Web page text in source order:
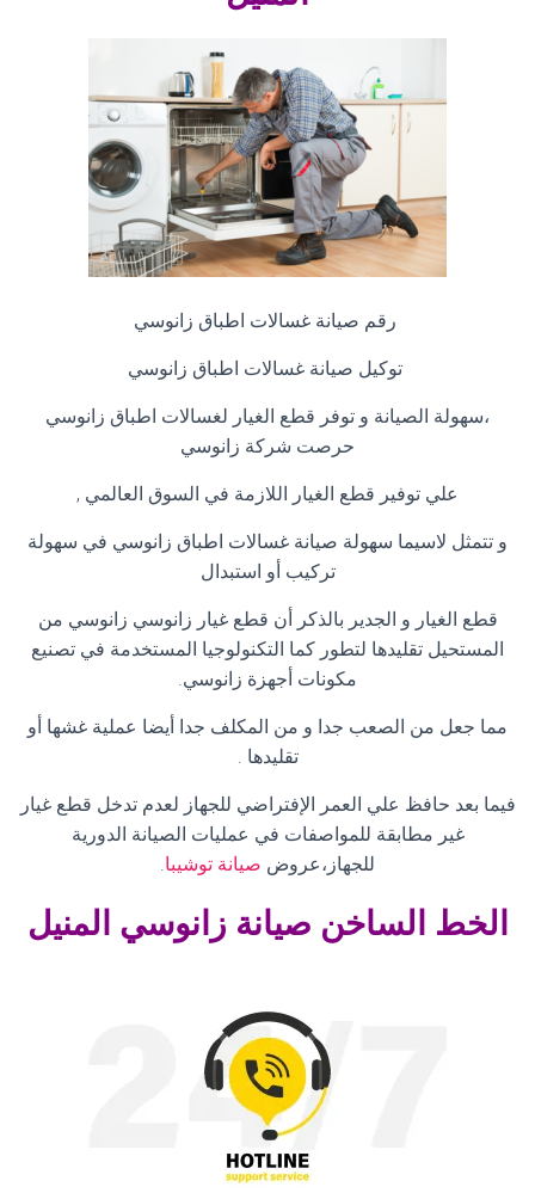
رقم صيانة غسالات اطباق زانوسي
توكيل صيانة غسالات اطباق زانوسي
،سهولة الصيانة و توفر قطع الغيار لغسالات اطباق زانوسي
حرصت شركة زانوسي
علي توفير قطع الغيار اللازمة في السوق العالمي ,
و تتمثل لاسيما سهولة صيانة غسالات اطباق زانوسي في سهولة
تركيب أو استبدال
قطع الغيار و الجدير بالذكر أن قطع غيار زانوسي زانوسي من
المستحيل تقليدها لتطور كما التكنولوجيا المستخدمة في تصنيع
مكونات أجهزة زانوسي.
مما جعل من الصعب جدا و من المكلف جدا أيضا عملية غشها أو
تقليدها .
فيما بعد حافظ علي العمر الإفتراضي للجهاز لعدم تدخل قطع غيار
غير مطابقة للمواصفات في عمليات الصيانة الدورية
للجهاز،عروض صيانة توشيبا.
الخط الساخن صيانة زانوسي المنيل